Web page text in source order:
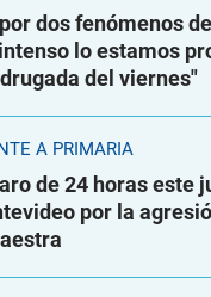
dos fenómenos
lo estamos
del viernes"
A PRIMARIA
de 24 horas este
por la